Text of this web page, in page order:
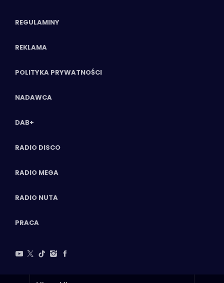
REGULAMINY
REKLAMA
POLITYKA PRYWATNOŚCI
NADAWCA
DAB+
RADIO DISCO
RADIO MEGA
RADIO NUTA
PRACA